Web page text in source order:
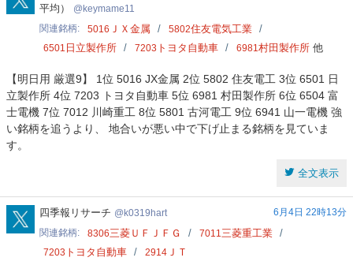
平均）
keymame11
関連銘柄 5016 ＪＸ金属 5802住友電気工業
6501 日立製作所 7203 トヨタ自動車 6981村田製作所 他
【明日用 厳選9】 1位 5016 JX金属 2位 5802 住友電工 3位 6501 日
立製作所 4位 7203 トヨタ自動車 5位 6981 村田製作所 6位 6504 富
士電機 7位 7012 川崎重工 8位 5801 古河電工 9位 6941 山一電機 強
い銘柄を追うより、 地合いが悪い中で下げ止まる銘柄を見ていま
す。
全文表示
k0319hart
四季報リサーチ k0319hart
6月4日 22時13分
関連銘柄
8306三菱ＵＦＪＦＧ 7011三菱重工業
7203 トヨタ自動車 2914 ＪＴ